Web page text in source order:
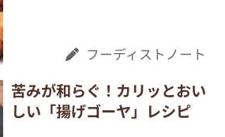
フーディストノート
苦みが和らぐ！カリッとおい
しい「揚げゴーヤ」レシピ